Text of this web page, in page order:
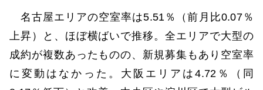
名古屋エリアの空室率は5.51％（前月比0.07％
上昇）と、ほぼ横ばいで推移。全エリアで大型の
成約が複数あったものの、新規募集もあり空室率
に変動はなかった。大阪エリアは4.72％（同